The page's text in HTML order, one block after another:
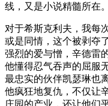
线，又是小说精髓所在。
对于希斯克利夫，我每
或是同情，这个被剥夺
强烈的爱与憎，辛德雷
他懂得忍气吞声的屈服
最忠实的伙伴凯瑟琳也
他疯狂地复仇，不仅让
庄园的产业，还让他们